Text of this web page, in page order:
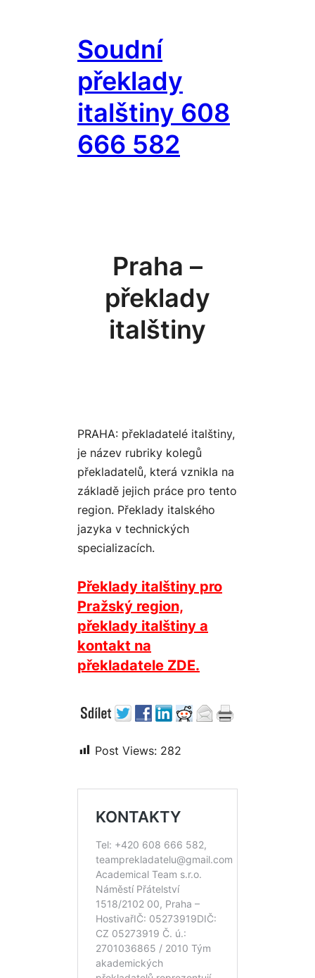
obsahSoudní
překlady
italštiny 608
666 582
Praha –
překlady
italštiny
PRAHA: překladatelé italštiny,
je název rubriky kolegů
překladatelů, která vznikla na
základě jejich práce pro tento
region. Překlady italského
jazyka v technických
specializacích.
Překlady italštiny pro
Pražský region,
překlady italštiny a
kontakt na
překladatele ZDE.
Post Views: 282